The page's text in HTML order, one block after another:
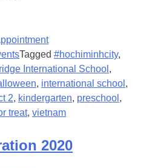
Tagged #hochiminhcity,
International School ,
, international school ,
2, kindergarten, preschool ,
treat, vietnam
2020